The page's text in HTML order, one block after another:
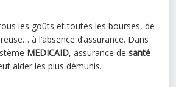
les goûts et toutes les bourses, de
à l’absence d’assurance. Dans
MEDICAID, assurance desanté
aider les plus démunis.